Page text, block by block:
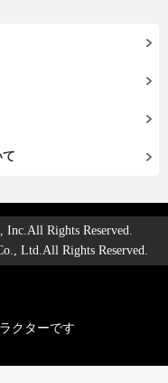
Rights Reserved.
Ltd.All Rights Reserved.
クターです